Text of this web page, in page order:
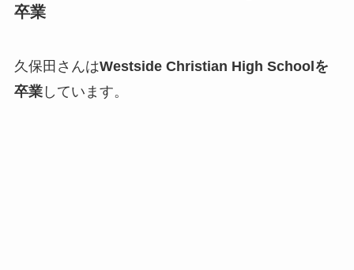
卒業
久保田さんはWestside Christian High Schoolを
卒業しています。